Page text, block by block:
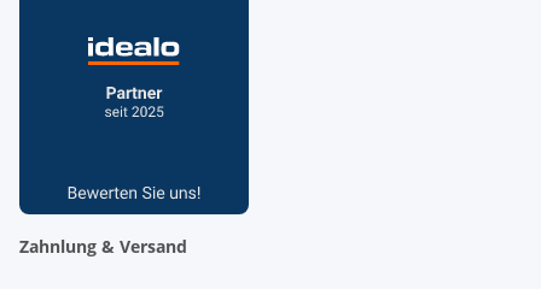
Zahnlung & Versand